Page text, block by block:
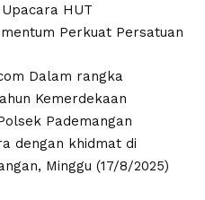
HUT
Perkuat Persatuan
Dalam rangka
Kemerdekaan
Pademangan
dengan khidmat di
Minggu (17/8/2025)